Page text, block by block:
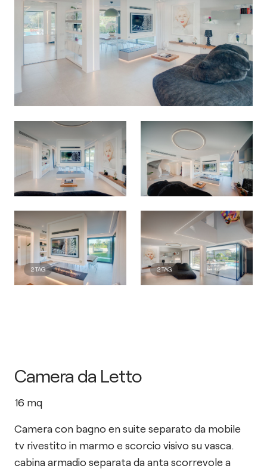
2TAG 2TAG
Camera da Letto
16 mq
Camera con bagno en suite separato da mobile
tv rivestito in marmo e scorcio visivo su vasca.
cabina armadio separata da anta scorrevole a